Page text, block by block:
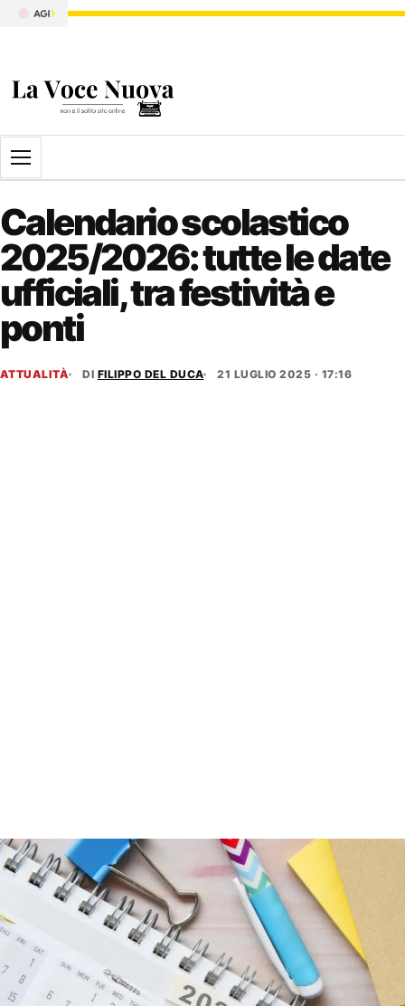
Apri il menu
Calendario scolastico
2025/2026: tutte le date
ufficiali, tra festività e
ponti
ATTUALITÀ DI FILIPPO DEL DUCA 21 LUGLIO 2025 · 17:16